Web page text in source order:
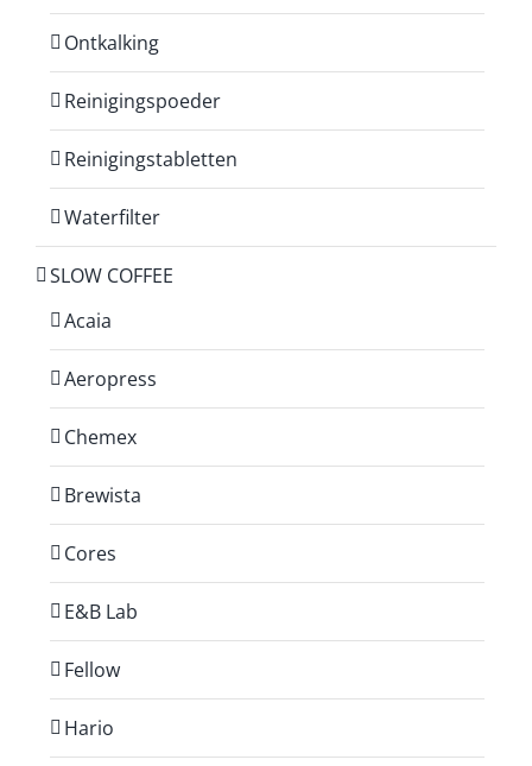
Ontkalking
Reinigingspoeder
Reinigingstabletten
Waterfilter
SLOW COFFEE
Acaia
Aeropress
Chemex
Brewista
Cores
E&B Lab
Fellow
Hario